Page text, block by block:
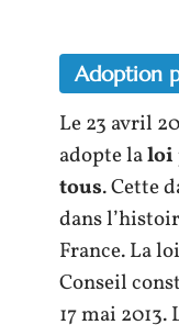
Adoption
Le 23 avril
adopte laloi
tous. Cette
dans
France. La
Conseil
17 mai